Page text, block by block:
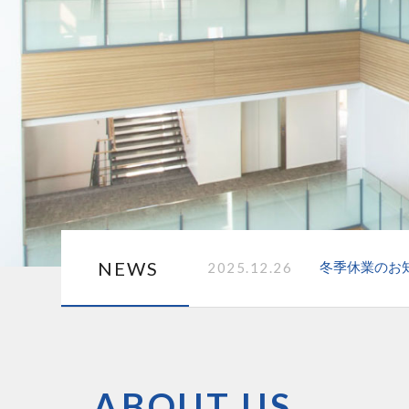
2025.12.26 冬季休業のお